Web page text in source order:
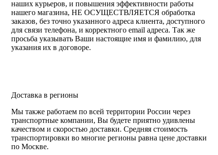
наших курьеров, и повышения эффективности работы
нашего магазина, НЕ ОСУЩЕСТВЛЯЕТСЯ обработка
заказов, без точно указанного адреса клиента, доступного
для связи телефона, и корректного email адреса. Так же
просьба указывать Ваши настоящие имя и фамилию, для
указания их в договоре.
Доставка в регионы
Мы также работаем по всей территории России через
транспортные компании, Вы будете приятно удивлены
качеством и скоростью доставки. Средняя стоимость
транспортировки во многие регионы равна цене доставки
по Москве.